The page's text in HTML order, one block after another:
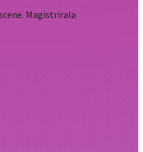
Magistrirala